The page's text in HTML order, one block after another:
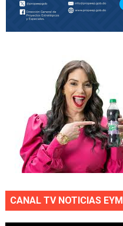
CANAL TV NOTICIAS EYM